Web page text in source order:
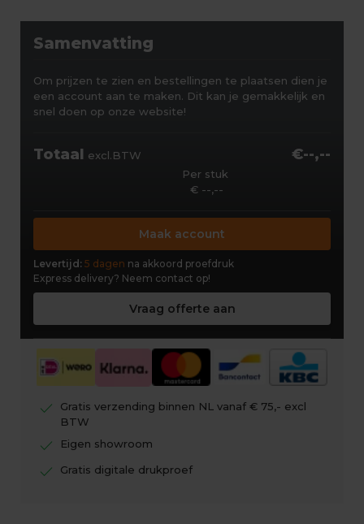
Samenvatting
Om prijzen te zien en bestellingen te plaatsen dien je
een account aan te maken. Dit kan je gemakkelijk en
snel doen op onze website!
Totaal excl.BTW €--,--
Per stuk
€ --,--
Maak account
Levertijd: 5 dagen na akkoord proefdruk
Express delivery? Neem contact op!
Vraag offerte aan
check
Gratis verzending binnen NL vanaf € 75,- excl
BTW
check Eigen showroom
check Gratis digitale drukproef